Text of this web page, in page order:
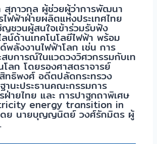
สุภาวกุล ผู้ช่วยผู้ว่าการพัฒนา
ฟฟ้าฝ่ายผลิตแห่งประเทศไทย
ชวนผู้สนใจเข้าร่วมรับฟัง
น์ด้านเทคโนโลยีไฟฟ้า พร้อม
พลังงานไฟฟ้าโลก เช่น การ
บการณ์ในแวดวงวิศวกรรมกับเท
ลก โดยรองศาสตราจารย์
ธิพงศ์ อดีตปลัดกระทรวง
นะประธานคณะกรรมการ
ฝ่ายไทย และ การปาฐกถาพิเศษ
energy transition in
ย นายบุญญนิตย์ วงศ์รักมิตร ผู้